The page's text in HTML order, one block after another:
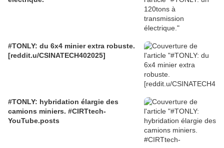
#TONLY: du 6x4 minier extra robuste.
[reddit.u/CSINATECH402025]
#TONLY: hybridation élargie des
camions miniers. #CIRTtech-
YouTube.posts